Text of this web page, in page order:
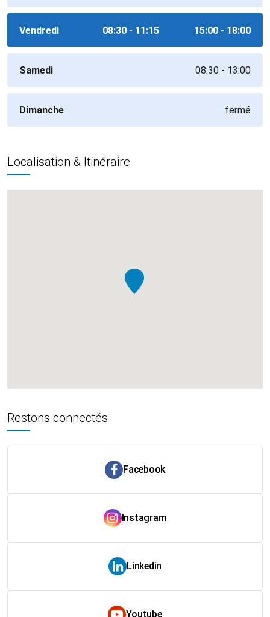
Vendredi 08:30 - 11:15 15:00 - 18:00
Samedi 08:30 - 13:00
Dimanche fermé
Localisation & Itinéraire
Restons connectés
Facebook
Instagram
Linkedin
Youtube